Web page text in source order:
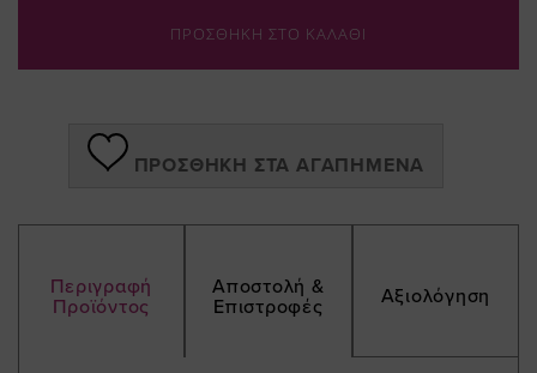
ΠΡΟΣΘΗΚΗ ΣΤΟ ΚΑΛΑΘΙ
ΠΡΟΣΘΉΚΗ ΣΤΑ ΑΓΑΠΗΜΈΝΑ
Περιγραφή
Προϊόντος
Αποστολή &
Επιστροφές
Αξιολόγηση